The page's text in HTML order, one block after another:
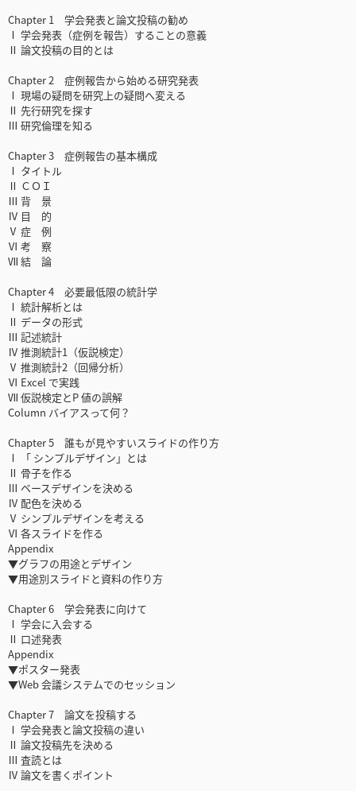
Chapter 1 学会発表と論文投稿の勧め
Ⅰ 学会発表（症例を報告）することの意義
Ⅱ 論文投稿の目的とは
Chapter 2 症例報告から始める研究発表
Ⅰ 現場の疑問を研究上の疑問へ変える
Ⅱ 先行研究を探す
Ⅲ 研究倫理を知る
Chapter 3 症例報告の基本構成
Ⅰ タイトル
Ⅱ ＣＯＩ
Ⅲ 背 景
Ⅳ 目 的
Ⅴ 症 例
Ⅵ 考 察
Ⅶ 結 論
Chapter 4 必要最低限の統計学
Ⅰ 統計解析とは
Ⅱ データの形式
Ⅲ 記述統計
Ⅳ 推測統計1（仮説検定）
Ⅴ 推測統計2（回帰分析）
Ⅵ Excel で実践
Ⅶ 仮説検定とP 値の誤解
Column バイアスって何？
Chapter 5 誰もが見やすいスライドの作り方
Ⅰ 「 シンプルデザイン」とは
Ⅱ 骨子を作る
Ⅲ ベースデザインを決める
Ⅳ 配色を決める
Ⅴ シンプルデザインを考える
Ⅵ 各スライドを作る
Appendix
▼グラフの用途とデザイン
▼用途別スライドと資料の作り方
Chapter 6 学会発表に向けて
Ⅰ 学会に入会する
Ⅱ 口述発表
Appendix
▼ポスター発表
▼Web 会議システムでのセッション
Chapter 7 論文を投稿する
Ⅰ 学会発表と論文投稿の違い
Ⅱ 論文投稿先を決める
Ⅲ 査読とは
Ⅳ 論文を書くポイント